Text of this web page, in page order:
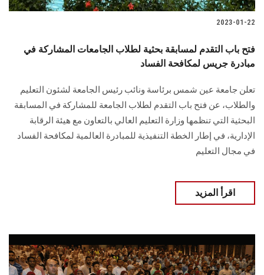
2023-01-22
فتح باب التقدم لمسابقة بحثية لطلاب الجامعات المشاركة في
مبادرة جريس لمكافحة الفساد
تعلن جامعة عين شمس برئاسة ونائب رئيس الجامعة لشئون التعليم
والطلاب، عن فتح باب التقدم لطلاب الجامعة للمشاركة في المسابقة
البحثية التي تنظمها وزارة التعليم العالي بالتعاون مع هيئة الرقابة
الإدارية، في إطار الخطة التنفيذية للمبادرة العالمية لمكافحة الفساد
في مجال التعليم
اقرأ المزيد